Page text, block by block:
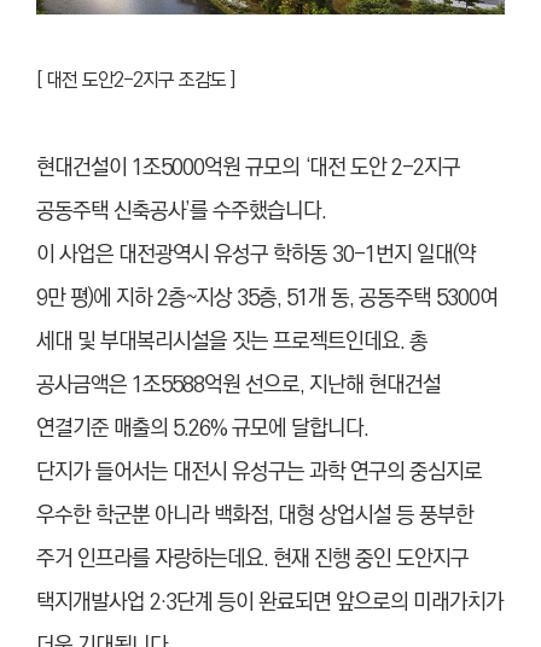
[ 대전 도안2-2지구 조감도 ]
현대건설이 1조5000억원 규모의 ‘대전 도안 2-2지구
공동주택 신축공사’를 수주했습니다.
이 사업은 대전광역시 유성구 학하동 30-1번지 일대(약
9만 평)에 지하 2층~지상 35층, 51개 동, 공동주택 5300여
세대 및 부대복리시설을 짓는 프로젝트인데요. 총
공사금액은 1조5588억원 선으로, 지난해 현대건설
연결기준 매출의 5.26% 규모에 달합니다.
단지가 들어서는 대전시 유성구는 과학 연구의 중심지로
우수한 학군뿐 아니라 백화점, 대형 상업시설 등 풍부한
주거 인프라를 자랑하는데요. 현재 진행 중인 도안지구
택지개발사업 2·3단계 등이 완료되면 앞으로의 미래가치가